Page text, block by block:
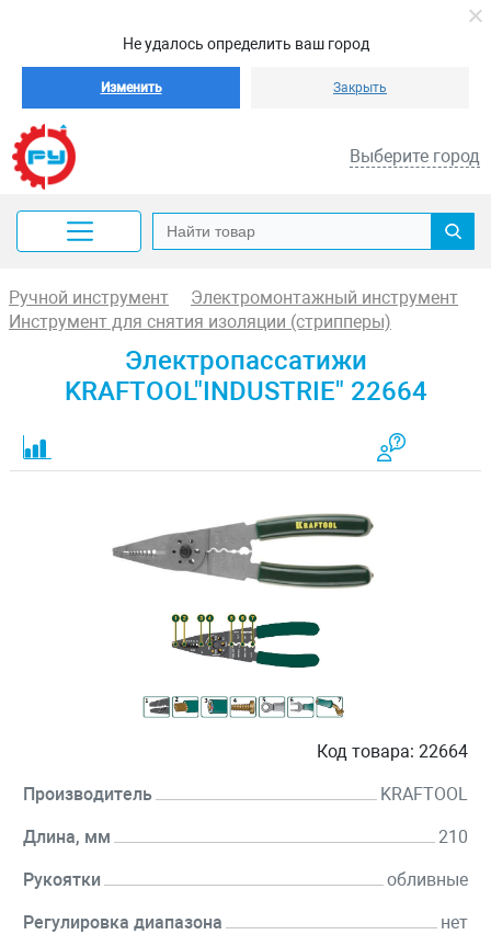
Не удалось определить ваш город
Изменить Закрыть
Выберите город
Ручной инструмент
Электромонтажный инструмент
Инструмент для снятия изоляции (стрипперы)
Электропассатижи
KRAFTOOL"INDUSTRIE" 22664
Код товара: 22664
Производитель KRAFTOOL
Длина, мм 210
Рукоятки обливные
Регулировка диапазона нет